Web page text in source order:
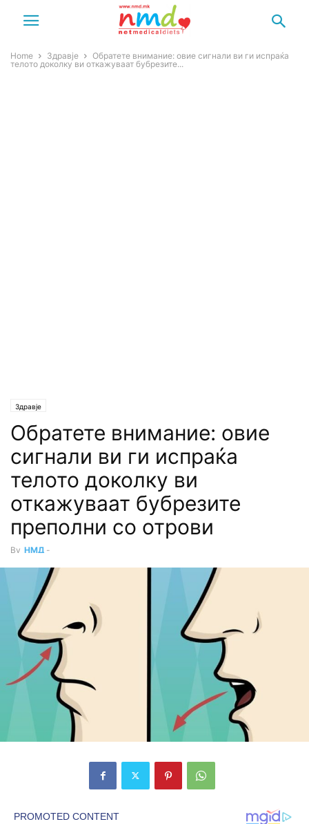
Home Здравје
Обратете внимание: овие сигнали ви ги испраќа
телото доколку ви откажуваат бубрезите...
Здравје
Обратете внимание: овие
сигнали ви ги испраќа
телото доколку ви
откажуваат бубрезите
преполни со отрови
By НМД -